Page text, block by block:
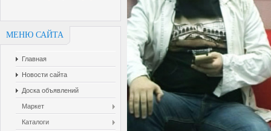
МЕНЮ САЙТА
Главная
Новости сайта
Доска объявлений
Маркет
Каталоги